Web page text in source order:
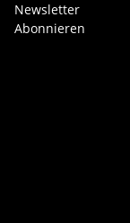
Newsletter
Abonnieren